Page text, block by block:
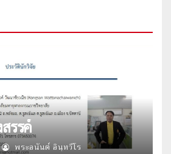
รรค์
พระอนันต์ อินฺทวีโร